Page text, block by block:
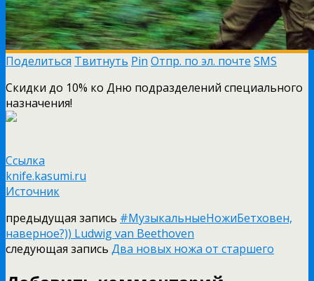
Поделиться Твитнуть Pin Отпр. по эл. почте SMS
Скидки до 10% ко Дню подразделений специального
назначения!
Ссылка
knife.kasumi.ru
Источник
предыдущая запись #МузыкальныеНожиБетховен,
наверное?)) Ludwig van Beethoven
следующая запись Два новых ножа от старшего